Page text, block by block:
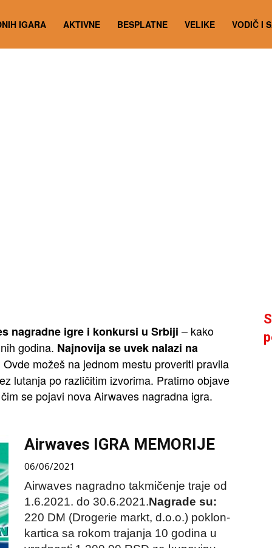
IGARA AKTIVNE BESPLATNE VELIKE VODIČ I
nagradne igre i konkursi u Srbiji – kako
godina. Najnovija se uvek nalazi na
Ovde možeš na jednom mestu proveriti pravila
lutanja po različitim izvorima. Pratimo objave
se pojavi nova Airwaves nagradna igra.
Airwaves IGRA MEMORIJE
06/06/2021
Airwaves nagradno takmičenje traje od
1.6.2021. do 30.6.2021.Nagrade su:
220 DM (Drogerie markt, d.o.o.) poklon-
kartica sa rokom trajanja 10 godina u